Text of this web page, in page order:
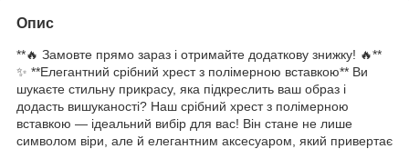
Опис
**🔥 Замовте прямо зараз і отримайте додаткову знижку! 🔥**
✨ **Елегантний срібний хрест з полімерною вставкою** Ви
шукаєте стильну прикрасу, яка підкреслить ваш образ і
додасть вишуканості? Наш срібний хрест з полімерною
вставкою — ідеальний вибір для вас! Він стане не лише
символом віри, але й елегантним аксесуаром, який привертає